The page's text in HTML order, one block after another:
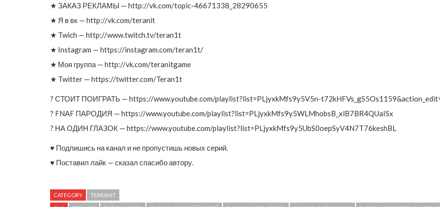
★ ЗАКАЗ РЕКЛАМЫ — http://vk.com/topic-46671338_28290655
★ Я в вк — http://vk.com/teranit
★ Twich — http://www.twitch.tv/teran1t
★ Instagram — https://instagram.com/teran1t/
★ Моя группа — http://vk.com/teranitgame
★ Twitter — https://twitter.com/Teran1t
? СТОИТ ПОИГРАТЬ — https://www.youtube.com/playlist?list=PLjyxkMfs9y5V5n-
? FNAF ПАРОДИЯ — https://www.youtube.com/playlist?list=PLjyxkMfs9y5WLMhobsB_xlB7BR4QUaISx
? НА ОДИН ГЛАЗОК — https://www.youtube.com/playlist?list=PLjyxkMfs9y5UbS0oepSyV4N7T76keshBL
♥ Подпишись на канал и не пропустишь новых серий.
♥ Поставил лайк — сказал спасибо автору.
CATEGORY TERRANIT